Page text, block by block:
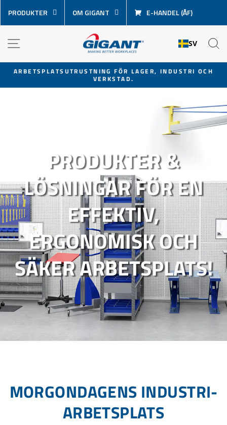
över
innehåll
PRODUKTER OM GIGANT E-HANDEL (ÅF)
GIGANT
AB
SV
Pausa
ARBETSPLATSUTRUSTNING FÖR LAGER, INDUSTRI OCH
VERKSTAD.
PRODUKTER &
LÖSNINGAR FÖR EN
EFFEKTIV,
ERGONOMISK OCH
SÄKER ARBETSPLATS!
MORGONDAGENS INDUSTRI­
ARBETSPLATS